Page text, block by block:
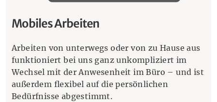
Mobiles Arbeiten
Arbeiten von unterwegs oder von zu Hause aus
funktioniert bei uns ganz unkompliziert im
Wechsel mit der Anwesenheit im Büro – und ist
außerdem flexibel auf die persönlichen
Bedürfnisse abgestimmt.